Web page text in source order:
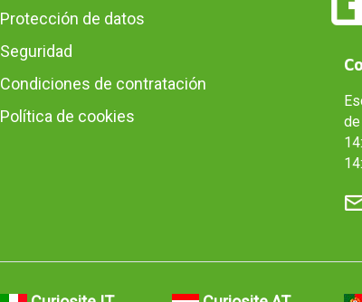
Protección de datos
Seguridad
Condiciones de contratación
Política de cookies